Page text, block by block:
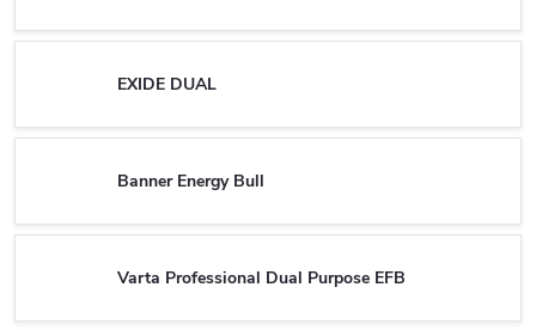
EXIDE DUAL
Banner Energy Bull
Varta Professional Dual Purpose EFB